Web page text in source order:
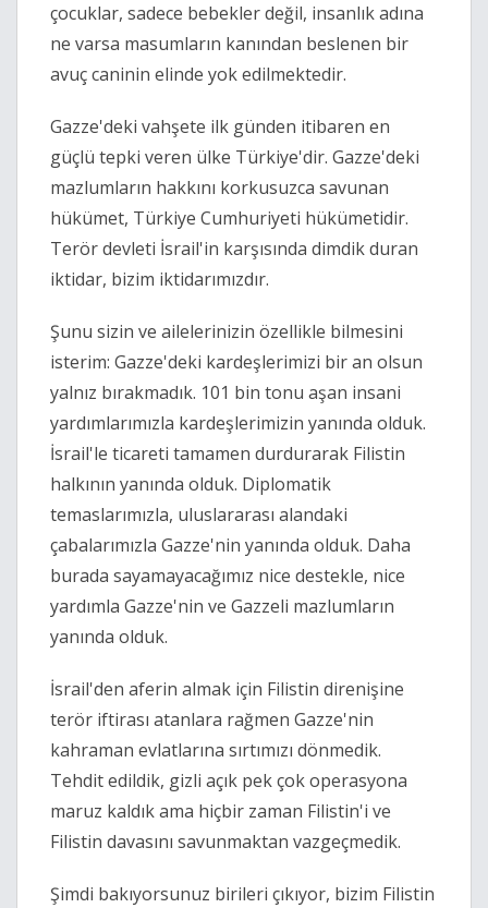
çocuklar, sadece bebekler değil, insanlık adına
ne varsa masumların kanından beslenen bir
avuç caninin elinde yok edilmektedir.
Gazze'deki vahşete ilk günden itibaren en
güçlü tepki veren ülke Türkiye'dir. Gazze'deki
mazlumların hakkını korkusuzca savunan
hükümet, Türkiye Cumhuriyeti hükümetidir.
Terör devleti İsrail'in karşısında dimdik duran
iktidar, bizim iktidarımızdır.
Şunu sizin ve ailelerinizin özellikle bilmesini
isterim: Gazze'deki kardeşlerimizi bir an olsun
yalnız bırakmadık. 101 bin tonu aşan insani
yardımlarımızla kardeşlerimizin yanında olduk.
İsrail'le ticareti tamamen durdurarak Filistin
halkının yanında olduk. Diplomatik
temaslarımızla, uluslararası alandaki
çabalarımızla Gazze'nin yanında olduk. Daha
burada sayamayacağımız nice destekle, nice
yardımla Gazze'nin ve Gazzeli mazlumların
yanında olduk.
İsrail'den aferin almak için Filistin direnişine
terör iftirası atanlara rağmen Gazze'nin
kahraman evlatlarına sırtımızı dönmedik.
Tehdit edildik, gizli açık pek çok operasyona
maruz kaldık ama hiçbir zaman Filistin'i ve
Filistin davasını savunmaktan vazgeçmedik.
Şimdi bakıyorsunuz birileri çıkıyor, bizim Filistin